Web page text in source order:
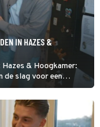
IN HAZES &
& Hoogkamer:
de slag voor een
die dat zelf niet
kunnen helemaal